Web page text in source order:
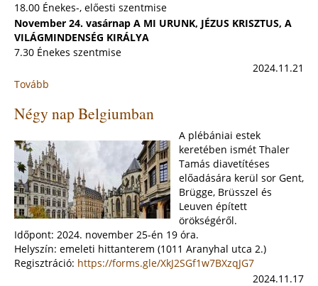
18.00 Énekes-, előesti szentmise
November 24. vasárnap A MI URUNK, JÉZUS KRISZTUS, A
VILÁGMINDENSÉG KIRÁLYA
7.30 Énekes szentmise
2024.11.21
Tovább
mi
Urunk,
Jézus
Krisztus,
a
Világmindenség
Királya
-
34.
vasárnap
(2024.
Négy nap Belgiumban
A plébániai estek
keretében ismét Thaler
Tamás diavetítéses
előadására kerül sor Gent,
Brügge, Brüsszel és
Leuven épített
örökségéről.
Időpont: 2024. november 25-én 19 óra.
Helyszín: emeleti hittanterem (1011 Aranyhal utca 2.)
Regisztráció: https://forms.gle/XkJ2SGf1w7BXzqJG7
2024.11.17